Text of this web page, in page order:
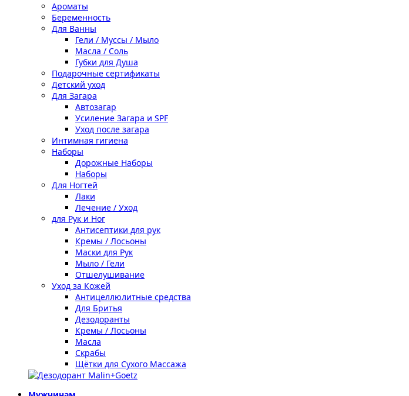
Ароматы
Беременность
Для Ванны
Гели / Муссы / Мыло
Масла / Соль
Губки для Душа
Подарочные сертификаты
Детский уход
Для Загара
Автозагар
Усиление Загара и SPF
Уход после загара
Интимная гигиена
Наборы
Дорожные Наборы
Наборы
Для Ногтей
Лаки
Лечение / Уход
для Рук и Ног
Антисептики для рук
Кремы / Лосьоны
Маски для Рук
Мыло / Гели
Отшелушивание
Уход за Кожей
Антицеллюлитные средства
Для Бритья
Дезодоранты
Кремы / Лосьоны
Масла
Скрабы
Щётки для Сухого Массажа